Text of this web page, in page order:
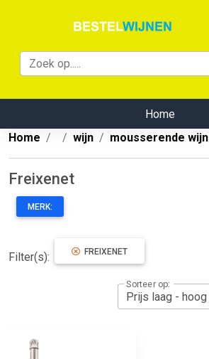
Home
Home
wijn mousserende wijn
Freixenet
MERK:
Filter(s): FREIXENET
Sorteer op: